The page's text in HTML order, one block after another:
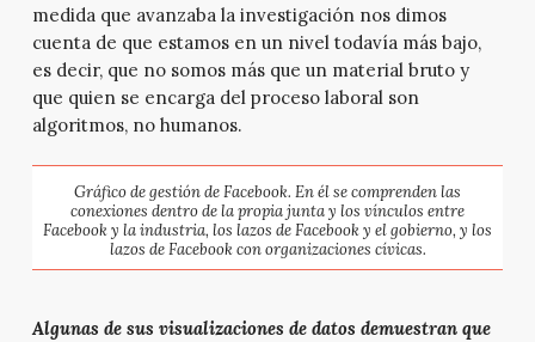
medida que avanzaba la investigación nos dimos
cuenta de que estamos en un nivel todavía más bajo,
es decir, que no somos más que un material bruto y
que quien se encarga del proceso laboral son
algoritmos, no humanos.
Gráfico de gestión de Facebook. En él se comprenden las
conexiones dentro de la propia junta y los vínculos entre
Facebook y la industria, los lazos de Facebook y el gobierno, y los
lazos de Facebook con organizaciones cívicas.
Algunas de sus visualizaciones de datos demuestran que